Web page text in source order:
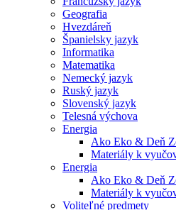
Geografia
Hvezdáreň
Španielsky jazyk
Informatika
Matematika
Nemecký jazyk
Ruský jazyk
Slovenský jazyk
Telesná výchova
Energia
Ako Eko & Deň
Materiály k
Energia
Ako Eko & Deň
Materiály k
Voliteľné predmety